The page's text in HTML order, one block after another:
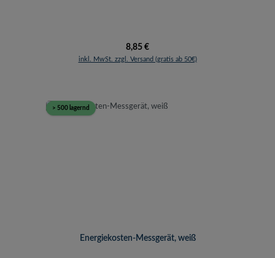
Regulärer Preis:
8,85 €
inkl. MwSt. zzgl. Versand (gratis ab 50€)
> 500 lagernd
Energiekosten-Messgerät, weiß